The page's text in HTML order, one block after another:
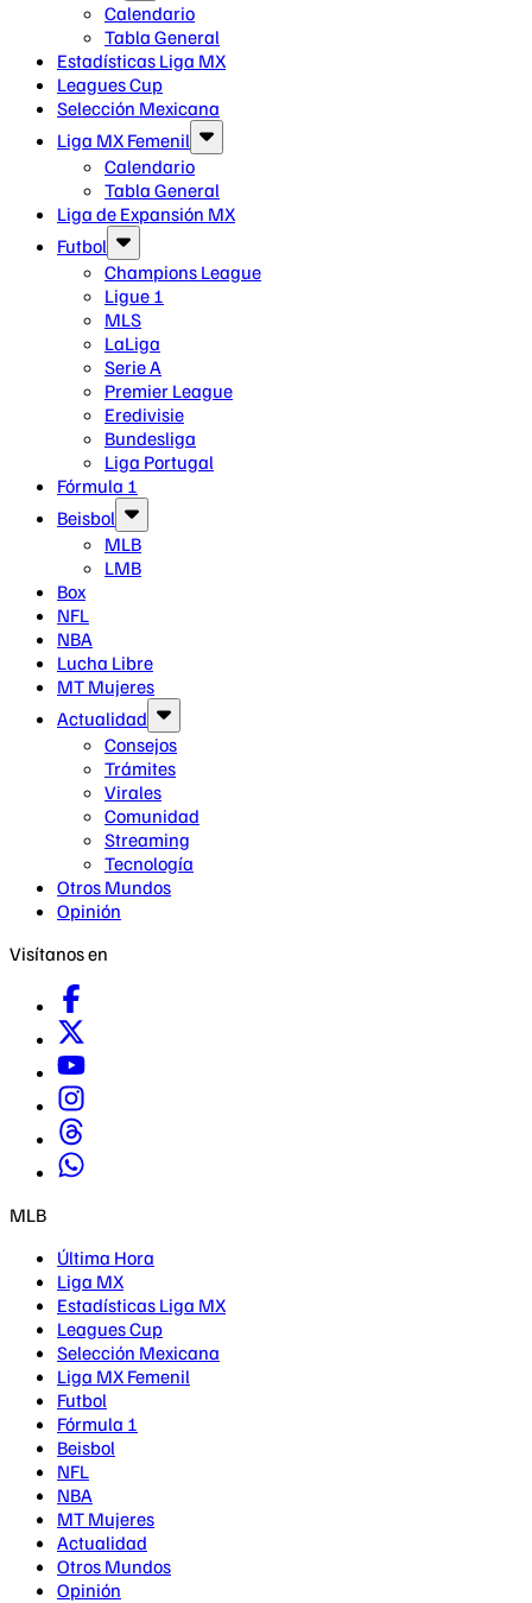
Calendario
Tabla General
Estadísticas Liga MX
Leagues Cup
Selección Mexicana
Liga MX Femenil
Calendario
Tabla General
Liga de Expansión MX
Futbol
Champions League
Ligue 1
MLS
LaLiga
Serie A
Premier League
Eredivisie
Bundesliga
Liga Portugal
Fórmula 1
Beisbol
MLB
LMB
Box
NFL
NBA
Lucha Libre
MT Mujeres
Actualidad
Consejos
Trámites
Virales
Comunidad
Streaming
Tecnología
Otros Mundos
Opinión
Visítanos en
MLB
Última Hora
Liga MX
Estadísticas Liga MX
Leagues Cup
Selección Mexicana
Liga MX Femenil
Futbol
Fórmula 1
Beisbol
NFL
NBA
MT Mujeres
Actualidad
Otros Mundos
Opinión